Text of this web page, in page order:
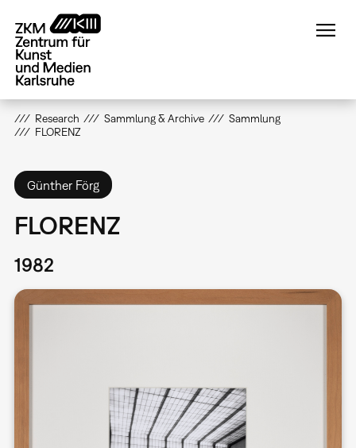
zum
Inhalt
Research Sammlung & Archive
Sammlung
FLORENZ
Günther Förg
FLORENZ
1982